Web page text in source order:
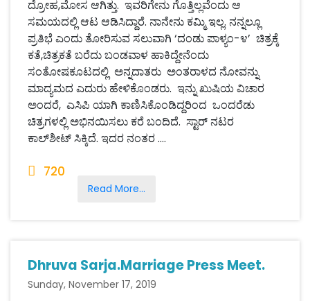
ದ್ರೋಹ,ಮೋಸ ಆಗಿತ್ತು. ಇವರಿಗೇನು ಗೊತ್ತಿಲ್ಲವೆಂದು ಆ
ಸಮಯದಲ್ಲಿ ಆಟ ಆಡಿಸಿದ್ದಾರೆ. ನಾನೇನು ಕಮ್ಮಿ ಇಲ್ಲ. ನನ್ನಲ್ಲೂ
ಪ್ರತಿಭೆ ಎಂದು ತೋರಿಸುವ ಸಲುವಾಗಿ ‘ದಂಡು ಪಾಳ್ಯಂ-೪’ ಚಿತ್ರಕ್ಕೆ
ಕತೆ,ಚಿತ್ರಕತೆ ಬರೆದು ಬಂಡವಾಳ ಹಾಕಿದ್ದೇನೆಂದು
ಸಂತೋಷಕೂಟದಲ್ಲಿ ಅನ್ನದಾತರು ಅಂತರಾಳದ ನೋವನ್ನು
ಮಾದ್ಯಮದ ಎದುರು ಹೇಳಿಕೊಂಡರು. ಇನ್ನು ಖುಷಿಯ ವಿಚಾರ
ಅಂದರೆ, ಎಸಿಪಿ ಯಾಗಿ ಕಾಣಿಸಿಕೊಂಡಿದ್ದರಿಂದ ಒಂದರೆಡು
ಚಿತ್ರಗಳಲ್ಲಿ ಅಭಿನಯಿಸಲು ಕರೆ ಬಂದಿದೆ. ಸ್ಟಾರ್ ನಟರ
ಕಾಲ್‌ಶೀಟ್ ಸಿಕ್ಕಿದೆ. ಇದರ ನಂತರ ....
720
Read More...
Dhruva Sarja.Marriage Press Meet.
Sunday, November 17, 2019